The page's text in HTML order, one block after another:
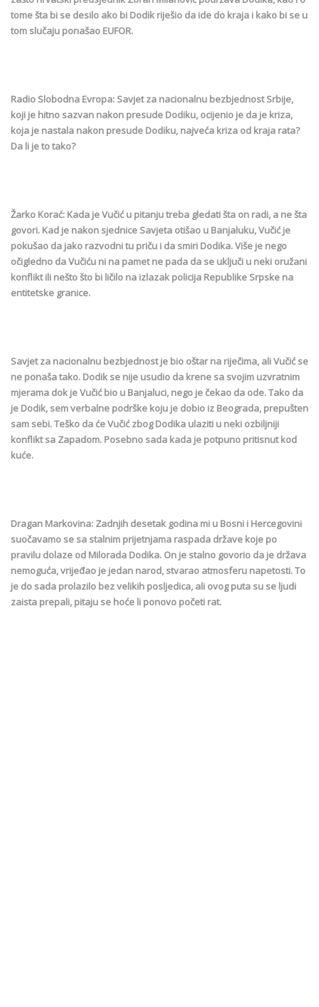
tome šta bi se desilo ako bi Dodik riješio da ide do kraja i kako bi se u
tom slučaju ponašao EUFOR.
Radio Slobodna Evropa: Savjet za nacionalnu bezbjednost Srbije,
koji je hitno sazvan nakon presude Dodiku, ocijenio je da je kriza,
koja je nastala nakon presude Dodiku, najveća kriza od kraja rata?
Da li je to tako?
Žarko Korać: Kada je Vučić u pitanju treba gledati šta on radi, a ne šta
govori. Kad je nakon sjednice Savjeta otišao u Banjaluku, Vučić je
pokušao da jako razvodni tu priču i da smiri Dodika. Više je nego
očigledno da Vučiću ni na pamet ne pada da se uključi u neki oružani
konflikt ili nešto što bi ličilo na izlazak policija Republike Srpske na
entitetske granice.
Savjet za nacionalnu bezbjednost je bio oštar na riječima, ali Vučić se
ne ponaša tako. Dodik se nije usudio da krene sa svojim uzvratnim
mjerama dok je Vučić bio u Banjaluci, nego je čekao da ode. Tako da
je Dodik, sem verbalne podrške koju je dobio iz Beograda, prepušten
sam sebi. Teško da će Vučić zbog Dodika ulaziti u neki ozbiljniji
konflikt sa Zapadom. Posebno sada kada je potpuno pritisnut kod
kuće.
Dragan Markovina: Zadnjih desetak godina mi u Bosni i Hercegovini
suočavamo se sa stalnim prijetnjama raspada države koje po
pravilu dolaze od Milorada Dodika. On je stalno govorio da je država
nemoguća, vrijeđao je jedan narod, stvarao atmosferu napetosti. To
je do sada prolazilo bez velikih posljedica, ali ovog puta su se ljudi
zaista prepali, pitaju se hoće li ponovo početi rat.